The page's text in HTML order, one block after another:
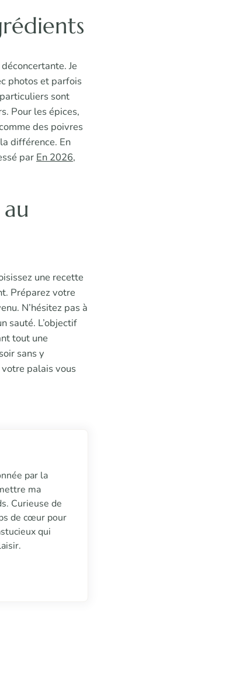
Je
photos et parfois
sont
Pour les épices,
des poivres
différence. En
par En 2026,
une recette
Préparez votre
N’hésitez pas à
sauté. L’objectif
tout une
sans y
palais vous
par la
ma
Curieuse de
de cœur pour
qui